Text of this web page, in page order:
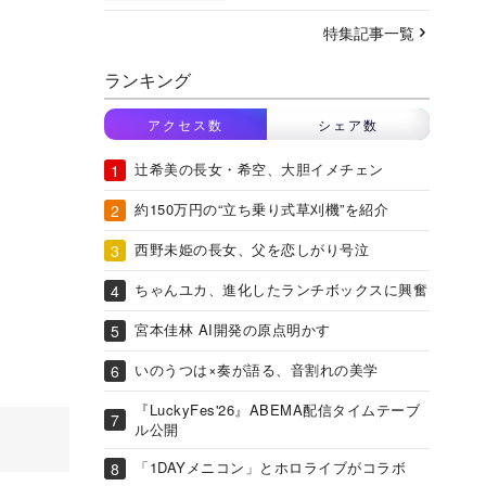
特集記事一覧
ランキング
アクセス数 シェア数
辻希美の長女・希空、大胆イメチェン
約150万円の“立ち乗り式草刈機”を紹介
西野未姫の長女、父を恋しがり号泣
ちゃんユカ、進化したランチボックスに興奮
宮本佳林 AI開発の原点明かす
いのうつは×奏が語る、音割れの美学
『LuckyFes'26』ABEMA配信タイムテーブ
ル公開
「1DAYメニコン」とホロライブがコラボ